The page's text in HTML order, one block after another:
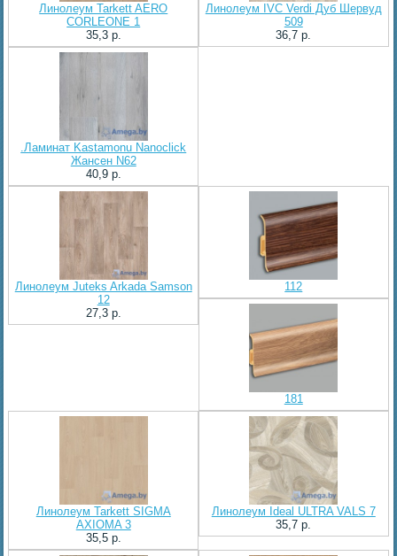
Линолеум Tarkett AERO
CORLEONE 1
35,3 p.
Линолеум IVC Verdi Дуб Шервуд
509
36,7 p.
.Ламинат Kastamonu Nanoclick
Жансен N62
40,9 p.
Линолеум Juteks Arkada Samson
12
27,3 p.
112
181
Линолеум Tarkett SIGMA
AXIOMA 3
35,5 p.
Линолеум Ideal ULTRA VALS 7
35,7 p.